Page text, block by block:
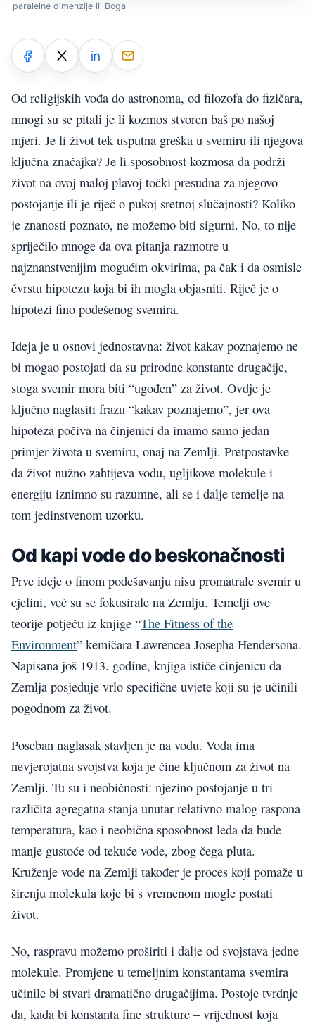
paralelne dimenzije ili Boga
Od religijskih vođa do astronoma, od filozofa do fizičara,
mnogi su se pitali je li kozmos stvoren baš po našoj
mjeri. Je li život tek usputna greška u svemiru ili njegova
ključna značajka? Je li sposobnost kozmosa da podrži
život na ovoj maloj plavoj točki presudna za njegovo
postojanje ili je riječ o pukoj sretnoj slučajnosti? Koliko
je znanosti poznato, ne možemo biti sigurni. No, to nije
spriječilo mnoge da ova pitanja razmotre u
najznanstvenijim mogućim okvirima, pa čak i da osmisle
čvrstu hipotezu koja bi ih mogla objasniti. Riječ je o
hipotezi fino podešenog svemira.
Ideja je u osnovi jednostavna: život kakav poznajemo ne
bi mogao postojati da su prirodne konstante drugačije,
stoga svemir mora biti “ugođen” za život. Ovdje je
ključno naglasiti frazu “kakav poznajemo”, jer ova
hipoteza počiva na činjenici da imamo samo jedan
primjer života u svemiru, onaj na Zemlji. Pretpostavke
da život nužno zahtijeva vodu, ugljikove molekule i
energiju iznimno su razumne, ali se i dalje temelje na
tom jedinstvenom uzorku.
Od kapi vode do beskonačnosti
Prve ideje o finom podešavanju nisu promatrale svemir u
cjelini, već su se fokusirale na Zemlju. Temelji ove
teorije potječu iz knjige “The Fitness of the
Environment” kemičara Lawrencea Josepha Hendersona.
Napisana još 1913. godine, knjiga ističe činjenicu da
Zemlja posjeduje vrlo specifične uvjete koji su je učinili
pogodnom za život.
Poseban naglasak stavljen je na vodu. Voda ima
nevjerojatna svojstva koja je čine ključnom za život na
Zemlji. Tu su i neobičnosti: njezino postojanje u tri
različita agregatna stanja unutar relativno malog raspona
temperatura, kao i neobična sposobnost leda da bude
manje gustoće od tekuće vode, zbog čega pluta.
Kruženje vode na Zemlji također je proces koji pomaže u
širenju molekula koje bi s vremenom mogle postati
život.
No, raspravu možemo proširiti i dalje od svojstava jedne
molekule. Promjene u temeljnim konstantama svemira
učinile bi stvari dramatično drugačijima. Postoje tvrdnje
da, kada bi konstanta fine strukture – vrijednost koja